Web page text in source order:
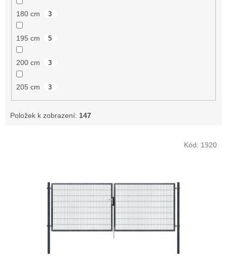
180 cm 3
195 cm 5
200 cm 3
205 cm 3
Položek k zobrazení: 147
Kód: 1920